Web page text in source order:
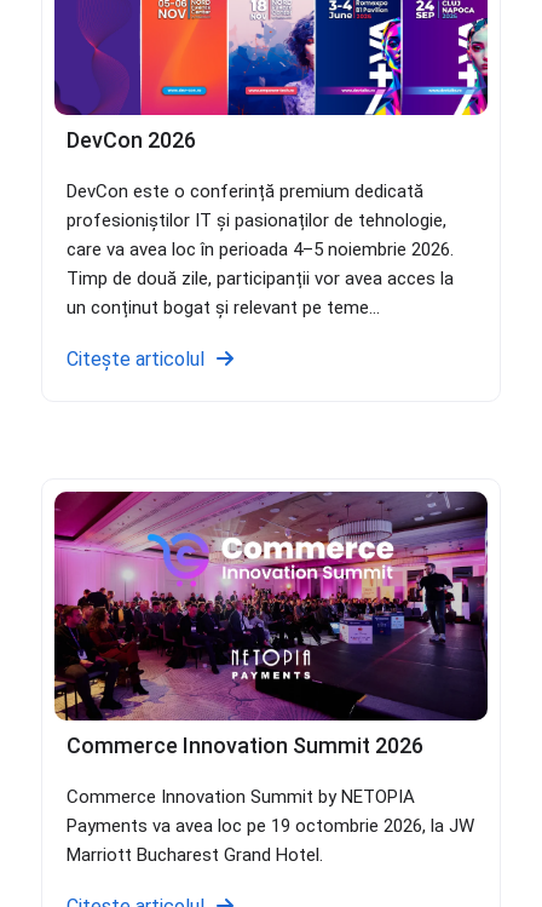
DevCon 2026
DevCon este o conferință premium dedicată
profesioniștilor IT și pasionaților de tehnologie,
care va avea loc în perioada 4–5 noiembrie 2026.
Timp de două zile, participanții vor avea acces la
un conținut bogat și relevant pe teme...
Citește articolul
Commerce Innovation Summit 2026
Commerce Innovation Summit by NETOPIA
Payments va avea loc pe 19 octombrie 2026, la JW
Marriott Bucharest Grand Hotel.